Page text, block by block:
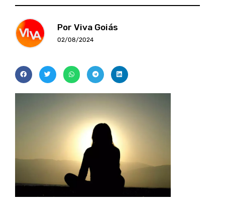
Por Viva Goiás
02/08/2024